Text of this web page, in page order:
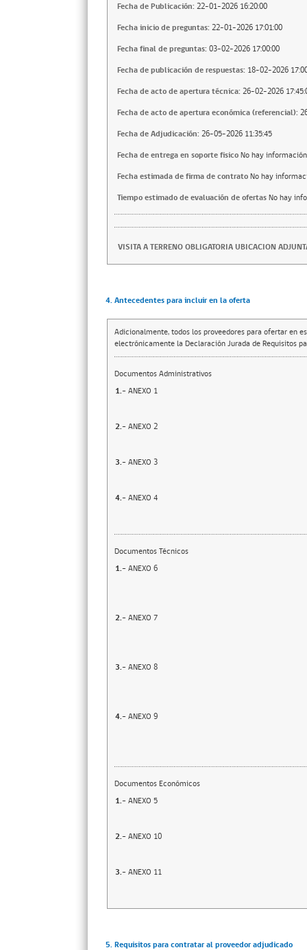
Fecha de Publicación: 22-01-2026 16:20:00
Fecha inicio de preguntas: 22-01-2026 17:01:00
Fecha final de preguntas: 03-02-2026 17:00:00
Fecha de publicación de respuestas: 18-02-2026
Fecha de acto de apertura técnica: 26-02-2026
Fecha de acto de apertura económica (referencial):
Fecha de Adjudicación: 26-05-2026 11:35:45
Fecha de entrega en soporte fisicoNo hay información
Fecha estimada de firma de contratoNo hay
Tiempo estimado de evaluación de ofertasNo hay
VISITA A TERRENO OBLIGATORIA UBICACION
4. Antecedentes para incluir en la oferta
Adicionalmente, todos los proveedores para ofertar en
electrónicamente la Declaración Jurada de Requisitos
Documentos Administrativos
1.- ANEXO 1
2.- ANEXO 2
3.- ANEXO 3
4.- ANEXO 4
Documentos Técnicos
1.- ANEXO 6
2.- ANEXO 7
3.- ANEXO 8
4.- ANEXO 9
Documentos Económicos
1.- ANEXO 5
2.- ANEXO 10
3.- ANEXO 11
5. Requisitos para contratar al proveedor adjudicado